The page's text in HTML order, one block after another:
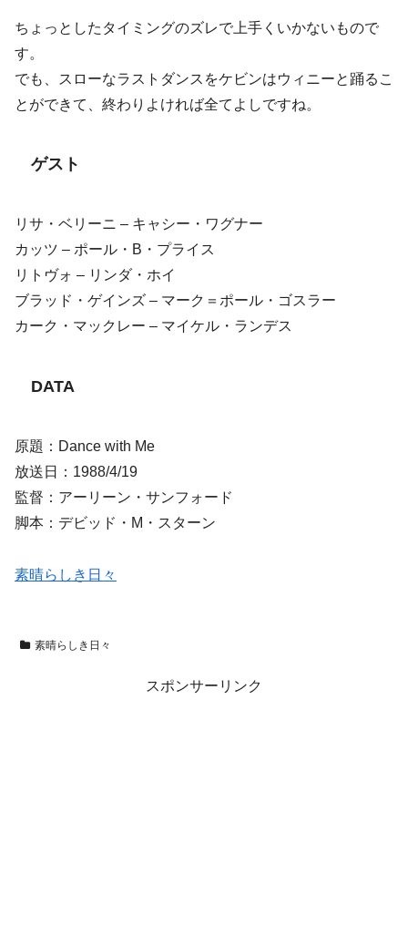
ちょっとしたタイミングのズレで上手くいかないもので
す。
でも、スローなラストダンスをケビンはウィニーと踊るこ
とができて、終わりよければ全てよしですね。
ゲスト
リサ・ベリーニ – キャシー・ワグナー
カッツ – ポール・B・プライス
リトヴォ – リンダ・ホイ
ブラッド・ゲインズ – マーク＝ポール・ゴスラー
カーク・マックレー – マイケル・ランデス
DATA
原題：Dance with Me
放送日：1988/4/19
監督：アーリーン・サンフォード
脚本：デビッド・M・スターン
素晴らしき日々
素晴らしき日々
スポンサーリンク